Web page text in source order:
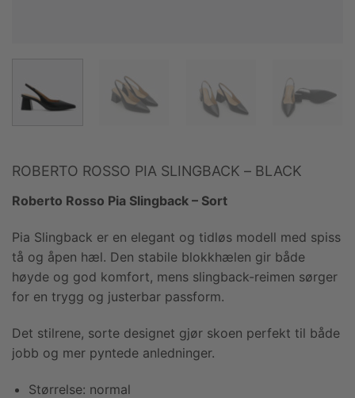
ROBERTO ROSSO PIA SLINGBACK – BLACK
Roberto Rosso Pia Slingback – Sort
Pia Slingback er en elegant og tidløs modell med spiss
tå og åpen hæl. Den stabile blokkhælen gir både
høyde og god komfort, mens slingback-reimen sørger
for en trygg og justerbar passform.
Det stilrene, sorte designet gjør skoen perfekt til både
jobb og mer pyntede anledninger.
Størrelse: normal